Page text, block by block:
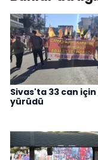
Sivas'ta 33 can
yürüdü